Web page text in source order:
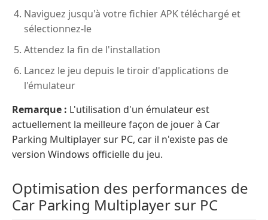
Naviguez jusqu'à votre fichier APK téléchargé et
sélectionnez-le
Attendez la fin de l'installation
Lancez le jeu depuis le tiroir d'applications de
l'émulateur
Remarque : L'utilisation d'un émulateur est
actuellement la meilleure façon de jouer à Car
Parking Multiplayer sur PC, car il n'existe pas de
version Windows officielle du jeu.
Optimisation des performances de
Car Parking Multiplayer sur PC